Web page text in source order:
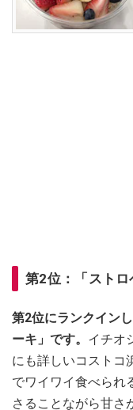
第2位：「ストロ
第2位にランクイン
ーキ」です。 イチオ
にも詳しいコストコ
でワイワイ食べられ
さることながら甘さ